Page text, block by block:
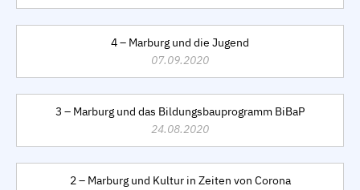
4 – Marburg und die Jugend
07.09.2020
3 – Marburg und das Bildungsbauprogramm BiBaP
24.08.2020
2 – Marburg und Kultur in Zeiten von Corona